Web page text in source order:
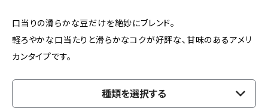
口当りの滑らかな豆だけを絶妙にブレンド。
軽ろやかな口当たりと滑らかなコクが好評な、甘味のあるアメリ
カンタイプです。
種類を選択する